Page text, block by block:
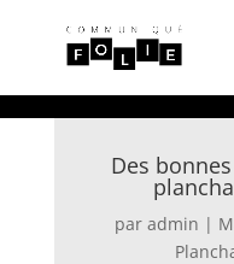
Des
paradmin |